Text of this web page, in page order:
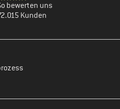
bewerten uns
Kunden